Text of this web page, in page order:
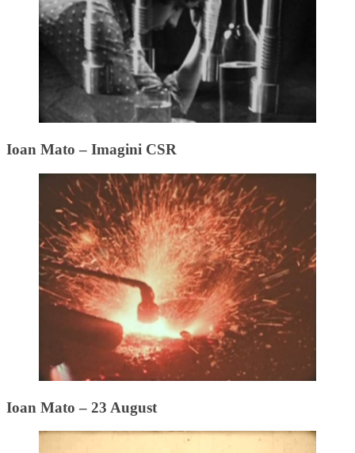
Ioan Mato – Imagini CSR
Ioan Mato – 23 August